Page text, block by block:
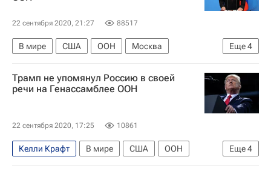
22 сентября 2020, 21:27 88517
Еще4
В мире США ООН
Москва
Владимир Путин
Си Цзиньпин
Генеральная Ассамблея ООН
Дональд Трамп
Трамп не упомянул Россию в своей
речи на Генассамблее ООН
22 сентября 2020, 17:25 10861
Еще4
Келли Крафт В мире США
ООН
Сирия
Москва